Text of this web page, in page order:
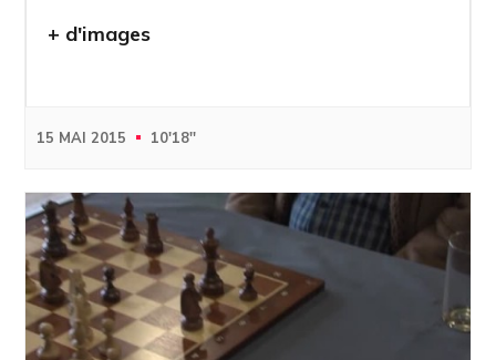
+ d'images
15 MAI 2015 10'18''